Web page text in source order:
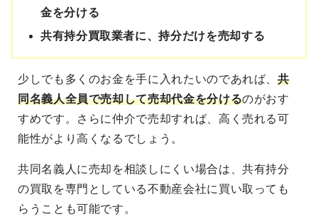
金を分ける
共有持分買取業者に、持分だけを売却する
少しでも多くのお金を手に入れたいのであれば、共
同名義人全員で売却して売却代金を分けるのがおす
すめです。さらに仲介で売却すれば、高く売れる可
能性がより高くなるでしょう。
共同名義人に売却を相談しにくい場合は、共有持分
の買取を専門としている不動産会社に買い取っても
らうことも可能です。